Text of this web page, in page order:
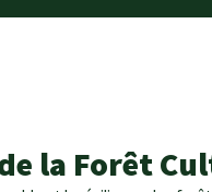
la Forêt